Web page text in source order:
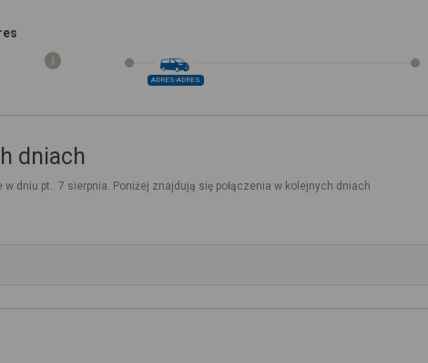
ADRES-ADRES
dniach
dniu pt.. 7 sierpnia. Poniżej znajdują się połączenia w kolejnych dniach